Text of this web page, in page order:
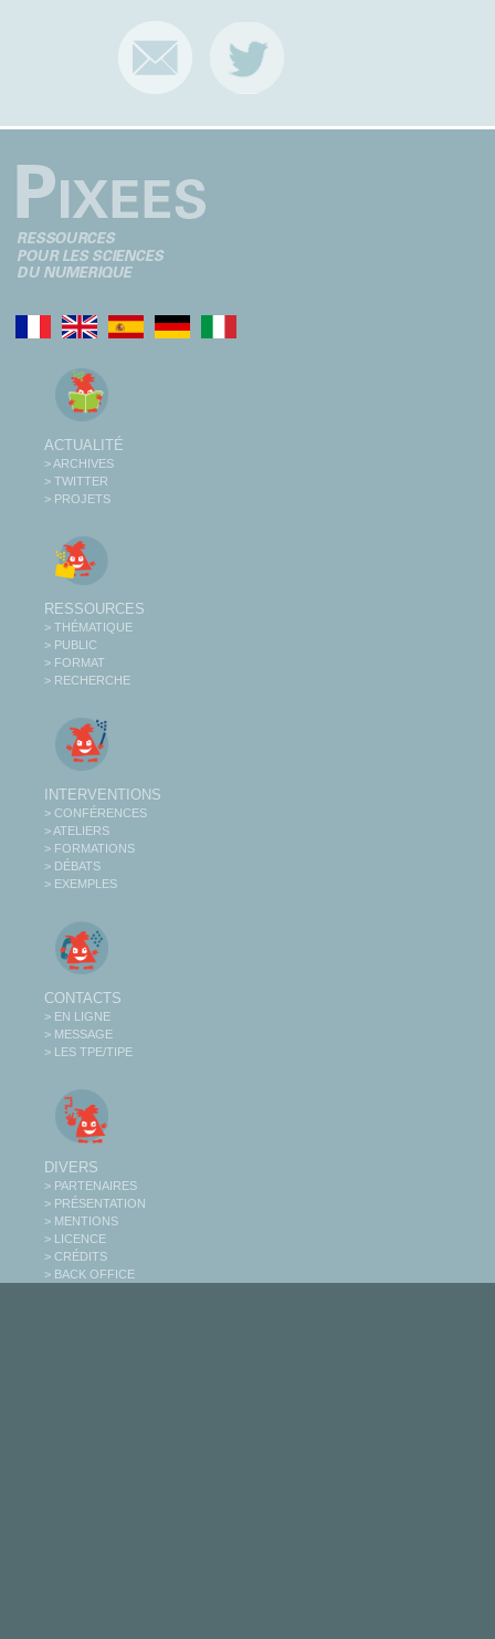
ACTUALITÉ
> ARCHIVES
> TWITTER
> PROJETS
RESSOURCES
> THÉMATIQUE
> PUBLIC
> FORMAT
> RECHERCHE
INTERVENTIONS
> CONFÉRENCES
> ATELIERS
> FORMATIONS
> DÉBATS
> EXEMPLES
CONTACTS
> EN LIGNE
> MESSAGE
> LES TPE/TIPE
DIVERS
> PARTENAIRES
> PRÉSENTATION
> MENTIONS
> LICENCE
> CRÉDITS
> BACK OFFICE